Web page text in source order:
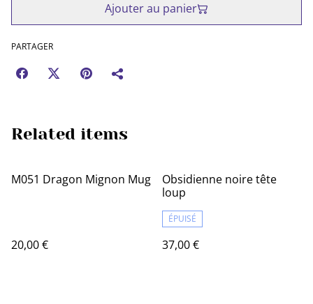
Ajouter au panier
PARTAGER
Related items
M051 Dragon Mignon Mug
20,00 €
Obsidienne noire tête
loup
ÉPUISÉ
37,00 €